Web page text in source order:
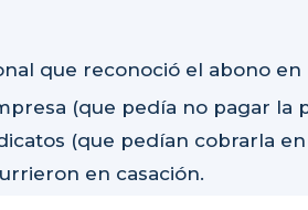
que reconoció el abono en
(que pedía no pagar la
(que pedían cobrarla en
en casación.